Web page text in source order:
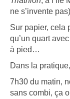
ne s’invente
Sur papier, cela
qu’un quart
à pied…
Dans la
7h30 du matin,
sans combi, ça